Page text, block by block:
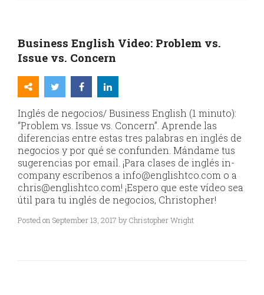
Business English Video: Problem vs.
Issue vs. Concern
Inglés de negocios/ Business English (1 minuto):
“Problem vs. Issue vs. Concern”. Aprende las
diferencias entre estas tres palabras en inglés de
negocios y por qué se confunden. Mándame tus
sugerencias por email. ¡Para clases de inglés in-
company escríbenos a info@englishtco.com o a
chris@englishtco.com! ¡Espero que este vídeo sea
útil para tu inglés de negocios, Christopher!
Posted on September 13, 2017 by Christopher Wright